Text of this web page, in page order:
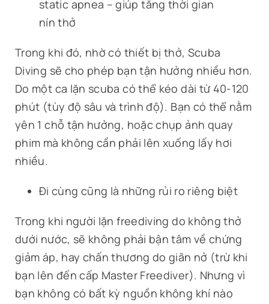
static apnea – giúp tăng thời gian
nín thở
Trong khi đó, nhờ có thiết bị thở, Scuba
Diving sẽ cho phép bạn tận hưởng nhiều hơn.
Do một ca lặn scuba có thể kéo dài từ 40-120
phút (tùy độ sâu và trình độ). Bạn có thể nằm
yên 1 chỗ tận hưởng, hoặc chụp ảnh quay
phim mà không cần phải lên xuống lấy hơi
nhiều.
Đi cùng cũng là những rủi ro riêng biệt
Trong khi người lặn freediving do không thở
dưới nước, sẽ không phải bận tâm về chứng
giảm áp, hay chấn thương do giãn nở (trừ khi
bạn lên đến cấp Master Freediver). Nhưng vì
bạn không có bất kỳ nguồn không khí nào